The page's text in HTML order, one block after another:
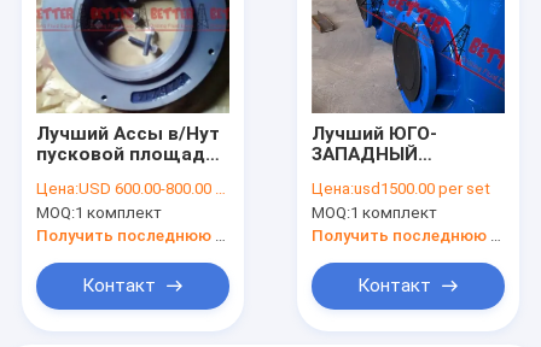
Лучший Ассы в/Нут
пусковой площадки
железо набивкой
крепко железное
дуктильное
пусковая площадка
5С4С14 носки
Цена:USD 600.00-800.00 PER SET
MOQ:1 комплект
Получить последнюю цену
Контакт
Лучший ЮГО-
ЗАПАДНЫЙ
насос КП250 и 5
частей
центробежного
грязи снаряжения
2500 звезды
Цена:usd1500.00 per set
MOQ:1 комплект
Получить последнюю цену
Контакт